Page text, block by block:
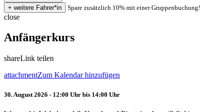
Spare zusätzlich 10% mit einer Gruppenbuchung!
close
Anfängerkurs
shareLink teilen
attachmentZum Kalendar hinzufügen
30. August 2026 - 12:00 Uhr bis 14:00 Uhr